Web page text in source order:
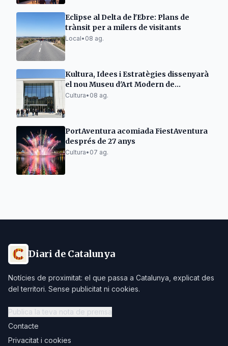
Eclipse al Delta de l'Ebre: Plans de
trànsit per a milers de visitants
Local• 08 ag.
Kultura, Idees i Estratègies dissenyarà
el nou Museu d'Art Modern de
Tarragona
Cultura• 08 ag.
PortAventura acomiada FiestAventura
després de 27 anys
Cultura• 07 ag.
Diari de Catalunya
Notícies de proximitat: el que passa a Catalunya, explicat des
del territori. Sense publicitat ni cookies.
Publica la teva nota de premsa
Contacte
Privacitat i cookies